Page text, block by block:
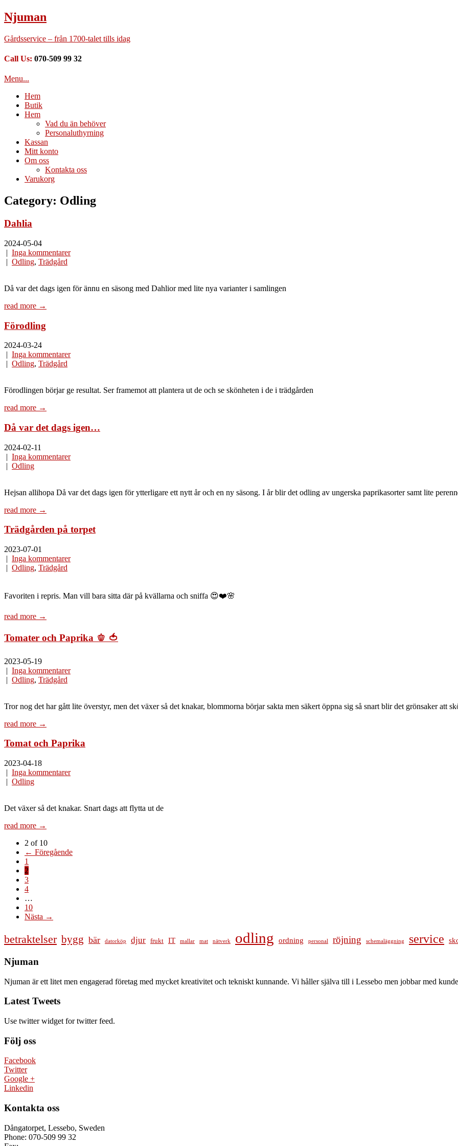
Njuman
Gårdsservice – från 1700-talet tills idag
Call Us: 070-509 99 32
Menu...
Hem
Butik
Hem
Vad du än behöver
Personaluthyrning
Kassan
Mitt konto
Om oss
Kontakta oss
Varukorg
Category: Odling
Dahlia
2024-05-04
| Inga kommentarer
| Odling, Trädgård
Då var det dags igen för ännu en säsong med Dahlior med lite nya varianter i samlingen
read more →
Förodling
2024-03-24
| Inga kommentarer
| Odling, Trädgård
Förodlingen börjar ge resultat. Ser framemot att plantera ut de och se skönheten i de i trädgården
read more →
Då var det dags igen…
2024-02-11
| Inga kommentarer
| Odling
Hejsan allihopa Då var det dags igen för ytterligare ett nytt år och en ny säsong. I år blir det odling av ungerska paprikasorter samt lite
read more →
Trädgården på torpet
2023-07-01
| Inga kommentarer
| Odling, Trädgård
Favoriten i repris. Man vill bara sitta där på kvällarna och sniffa 😍❤️🌸
read more →
Tomater och Paprika 🫑 🍅
2023-05-19
| Inga kommentarer
| Odling, Trädgård
Tror nog det har gått lite överstyr, men det växer så det knakar, blommorna börjar sakta men säkert öppna sig så snart blir det grönsaker att
read more →
Tomat och Paprika
2023-04-18
| Inga kommentarer
| Odling
Det växer så det knakar. Snart dags att flytta ut de
read more →
2 of 10
← Föregående
1
2
3
4
…
10
Nästa →
betraktelser bygg bär datorköp djur frukt IT mallar mat nätverk odling ordning personal röjning schemaläggning service
Njuman
Njuman är ett litet men engagerad företag med mycket kreativitet och tekniskt kunnande. Vi håller själva till i Lessebo men jobbar med
Latest Tweets
Use twitter widget for twitter feed.
Följ oss
Facebook
Twitter
Google +
Linkedin
Kontakta oss
Dångatorpet, Lessebo, Sweden
Phone: 070-509 99 32